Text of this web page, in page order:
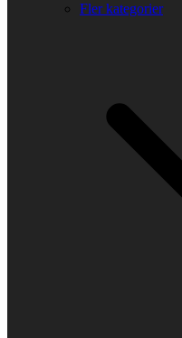
Fler kategorier